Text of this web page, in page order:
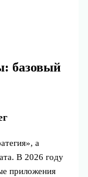
базовый
а
В 2026 году
приложения